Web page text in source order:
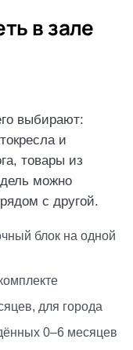
в зале
выбирают:
и
товары из
можно
с другой.
блок на одной
для города
0–6 месяцев